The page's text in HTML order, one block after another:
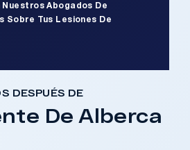
Nuestros Abogados De
Sobre Tus Lesiones De
DESPUÉS DE
De Alberca